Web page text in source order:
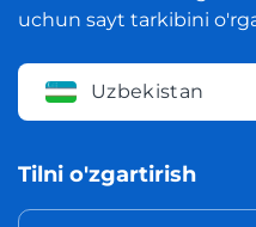
uchun sayt tarkibini
Uzbekistan
Tilni o'zgartirish